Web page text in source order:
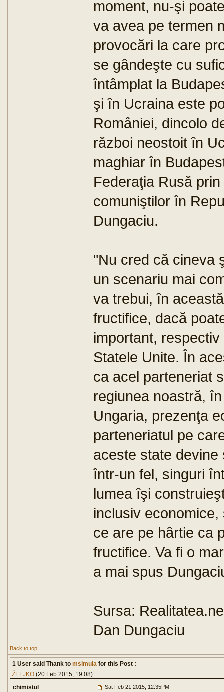
moment, nu-şi
va avea pe termen
provocări la care
se gândeşte cu
întâmplat la
şi în Ucraina este
României, dincolo
război neostoit în
maghiar în
Federaţia Rusă
comuniştilor în
Dungaciu.
"Nu cred că cineva
un scenariu mai
va trebui, în
fructifice, dacă
important,
Statele Unite. În
ca acel parteneriat
regiunea noastră,
Ungaria, prezenţa
parteneriatul pe
aceste state
într-un fel, singuri
lumea îşi
inclusiv
ce are pe hârtie ca
fructifice. Va fi o
a mai spus
Sursa:
Dan Dungaciu
Back to top
1 User said Thank to msimula for this Post :
ŽELJKO (20 Feb 2015, 19:08)
chimistul
Sat Feb 21 2015, 12:35PM